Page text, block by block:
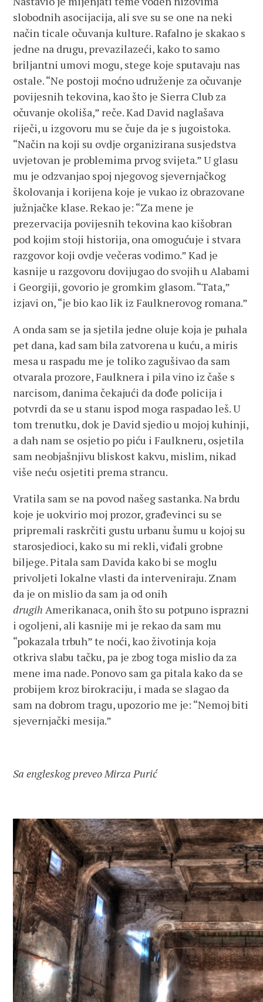
slobodnih asocijacija, ali sve su se one na neki
način ticale očuvanja kulture. Rafalno je skakao s
jedne na drugu, prevazilazeći, kako to samo
briljantni umovi mogu, stege koje sputavaju nas
ostale. “Ne postoji moćno udruženje za očuvanje
povijesnih tekovina, kao što je Sierra Club za
očuvanje okoliša,” reče. Kad David naglašava
riječi, u izgovoru mu se čuje da je s jugoistoka.
“Način na koji su ovdje organizirana susjedstva
uvjetovan je problemima prvog svijeta.” U glasu
mu je odzvanjao spoj njegovog sjevernjačkog
školovanja i korijena koje je vukao iz obrazovane
južnjačke klase. Rekao je: “Za mene je
prezervacija povijesnih tekovina kao kišobran
pod kojim stoji historija, ona omogućuje i stvara
razgovor koji ovdje večeras vodimo.” Kad je
kasnije u razgovoru dovijugao do svojih u Alabami
i Georgiji, govorio je gromkim glasom. “Tata,”
izjavi on, “je bio kao lik iz Faulknerovog romana.”
A onda sam se ja sjetila jedne oluje koja je puhala
pet dana, kad sam bila zatvorena u kuću, a miris
mesa u raspadu me je toliko zagušivao da sam
otvarala prozore, Faulknera i pila vino iz čaše s
narcisom, danima čekajući da dođe policija i
potvrdi da se u stanu ispod moga raspadao leš. U
tom trenutku, dok je David sjedio u mojoj kuhinji,
a dah nam se osjetio po piću i Faulkneru, osjetila
sam neobjašnjivu bliskost kakvu, mislim, nikad
više neću osjetiti prema strancu.
Vratila sam se na povod našeg sastanka. Na brdu
koje je uokvirio moj prozor, građevinci su se
pripremali raskrčiti gustu urbanu šumu u kojoj su
starosjedioci, kako su mi rekli, viđali grobne
biljege. Pitala sam Davida kako bi se moglu
privoljeti lokalne vlasti da interveniraju. Znam
da je on mislio da sam ja od onih
drugihAmerikanaca, onih što su potpuno isprazni
i ogoljeni, ali kasnije mi je rekao da sam mu
“pokazala trbuh” te noći, kao životinja koja
otkriva slabu tačku, pa je zbog toga mislio da za
mene ima nade. Ponovo sam ga pitala kako da se
probijem kroz birokraciju, i mada se slagao da
sam na dobrom tragu, upozorio me je: “Nemoj biti
sjevernjački mesija.”
Sa engleskog preveo Mirza Purić